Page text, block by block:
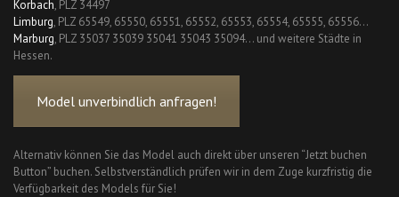
Korbach, PLZ 34497
Limburg, PLZ 65549, 65550, 65551, 65552, 65553, 65554, 65555, 65556…
Marburg, PLZ 35037 35039 35041 35043 35094… und weitere Städte in
Hessen.
Model unverbindlich anfragen!
Alternativ können Sie das Model auch direkt über unseren “Jetzt buchen
Button” buchen. Selbstverständlich prüfen wir in dem Zuge kurzfristig die
Verfügbarkeit des Models für Sie!